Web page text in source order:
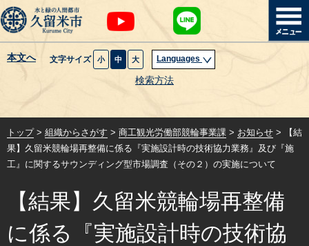
本文へ 文字サイズ 小 中 大 Languages
検索方法
暮らし・届出
健康・医療・福祉
創業・産業・ビジネス
トップ> 組織からさがす > 商工観光労働部競輪事業課 > お知らせ > 【結
果】久留米競輪場再整備に係る『実施設計時の技術協力業務』及び『施
工』に関するサウンディング型市場調査（その２）の実施について
【結果】久留米競輪場再整備
に係る『実施設計時の技術協